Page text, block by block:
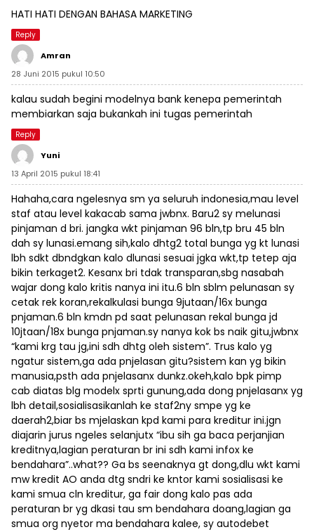
HATI HATI DENGAN BAHASA MARKETING
Reply
Amran
28 Juni 2015 pukul 10:50
kalau sudah begini modelnya bank kenepa pemerintah
membiarkan saja bukankah ini tugas pemerintah
Reply
Yuni
13 April 2015 pukul 18:41
Hahaha,cara ngelesnya sm ya seluruh indonesia,mau level
staf atau level kakacab sama jwbnx. Baru2 sy melunasi
pinjaman d bri. jangka wkt pinjaman 96 bln,tp bru 45 bln
dah sy lunasi.emang sih,kalo dhtg2 total bunga yg kt lunasi
lbh sdkt dbndgkan kalo dlunasi sesuai jgka wkt,tp tetep aja
bikin terkaget2. Kesanx bri tdak transparan,sbg nasabah
wajar dong kalo kritis nanya ini itu.6 bln sblm pelunasan sy
cetak rek koran,rekalkulasi bunga 9jutaan/16x bunga
pnjaman.6 bln kmdn pd saat pelunasan rekal bunga jd
10jtaan/18x bunga pnjaman.sy nanya kok bs naik gitu,jwbnx
“kami krg tau jg,ini sdh dhtg oleh sistem”. Trus kalo yg
ngatur sistem,ga ada pnjelasan gitu?sistem kan yg bikin
manusia,psth ada pnjelasanx dunkz.okeh,kalo bpk pimp
cab diatas blg modelx sprti gunung,ada dong pnjelasanx yg
lbh detail,sosialisasikanlah ke staf2ny smpe yg ke
daerah2,biar bs mjelaskan kpd kami para kreditur ini.jgn
diajarin jurus ngeles selanjutx “ibu sih ga baca perjanjian
kreditnya,lagian peraturan br ini sdh kami infox ke
bendahara”..what?? Ga bs seenaknya gt dong,dlu wkt kami
mw kredit AO anda dtg sndri ke kntor kami sosialisasi ke
kami smua cln kreditur, ga fair dong kalo pas ada
peraturan br yg dkasi tau sm bendahara doang,lagian ga
smua org nyetor ma bendahara kalee, sy autodebet